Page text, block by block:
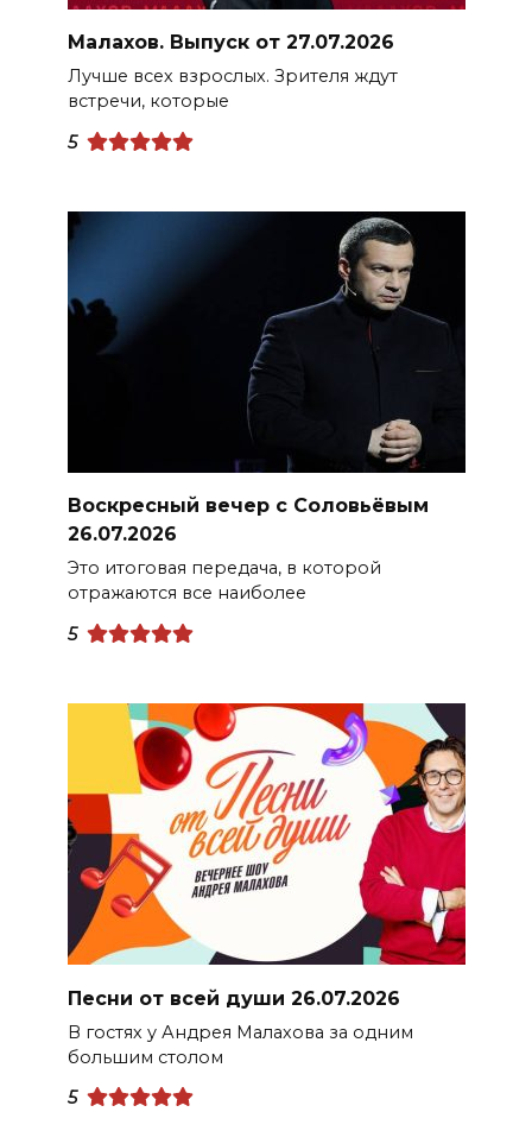
Малахов. Выпуск от 27.07.2026
Лучше всех взрослых. Зрителя ждут
встречи, которые
5
Воскресный вечер с Соловьёвым
26.07.2026
Это итоговая передача, в которой
отражаются все наиболее
5
Песни от всей души 26.07.2026
В гостях у Андрея Малахова за одним
большим столом
5